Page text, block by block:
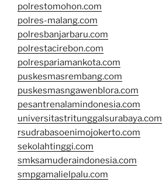
polrestomohon.com
polres-malang.com
polresbanjarbaru.com
polrestacirebon.com
polrespariamankota.com
puskesmasrembang.com
puskesmasngawenblora.com
pesantrenalamindonesia.com
universitastritunggalsurabaya.com
rsudrabasoenimojokerto.com
sekolahtinggi.com
smksamuderaindonesia.com
smpgamalielpalu.com